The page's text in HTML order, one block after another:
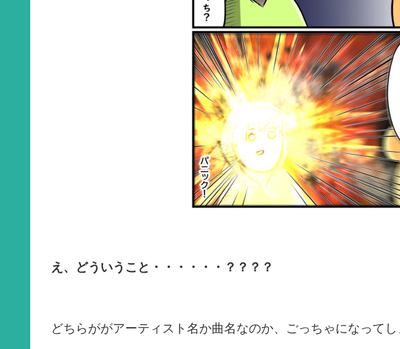
え、どういうこと・・・・・・？？？？
どちらががアーティスト名か曲名なのか、ごっちゃになってし